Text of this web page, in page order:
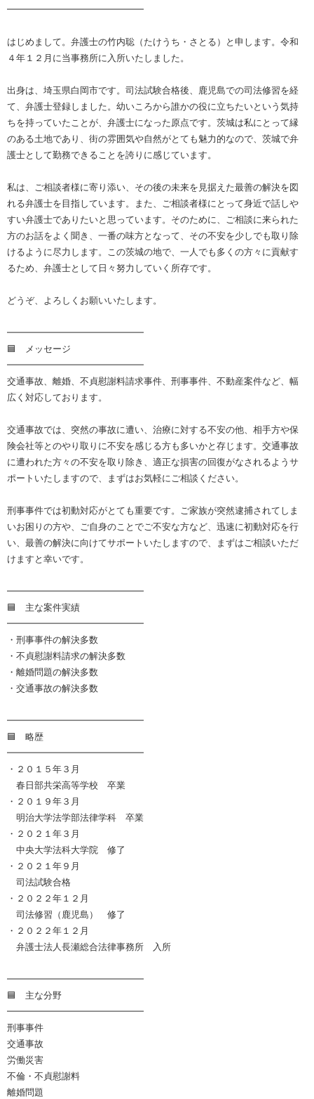
━━━━━━━━━━━━━━━
はじめまして。弁護士の竹内聡（たけうち・さとる）と申します。令和
４年１２月に当事務所に入所いたしました。
出身は、埼玉県白岡市です。司法試験合格後、鹿児島での司法修習を経
て、弁護士登録しました。幼いころから誰かの役に立ちたいという気持
ちを持っていたことが、弁護士になった原点です。茨城は私にとって縁
のある土地であり、街の雰囲気や自然がとても魅力的なので、茨城で弁
護士として勤務できることを誇りに感じています。
私は、ご相談者様に寄り添い、その後の未来を見据えた最善の解決を図
れる弁護士を目指しています。また、ご相談者様にとって身近で話しや
すい弁護士でありたいと思っています。そのために、ご相談に来られた
方のお話をよく聞き、一番の味方となって、その不安を少しでも取り除
けるように尽力します。この茨城の地で、一人でも多くの方々に貢献す
るため、弁護士として日々努力していく所存です。
どうぞ、よろしくお願いいたします。
━━━━━━━━━━━━━━━
🟦 メッセージ
━━━━━━━━━━━━━━━
交通事故、離婚、不貞慰謝料請求事件、刑事事件、不動産案件など、幅
広く対応しております。
交通事故では、突然の事故に遭い、治療に対する不安の他、相手方や保
険会社等とのやり取りに不安を感じる方も多いかと存じます。交通事故
に遭われた方々の不安を取り除き、適正な損害の回復がなされるようサ
ポートいたしますので、まずはお気軽にご相談ください。
刑事事件では初動対応がとても重要です。ご家族が突然逮捕されてしま
いお困りの方や、ご自身のことでご不安な方など、迅速に初動対応を行
い、最善の解決に向けてサポートいたしますので、まずはご相談いただ
けますと幸いです。
━━━━━━━━━━━━━━━
🟦 主な案件実績
━━━━━━━━━━━━━━━
・刑事事件の解決多数
・不貞慰謝料請求の解決多数
・離婚問題の解決多数
・交通事故の解決多数
━━━━━━━━━━━━━━━
🟦 略歴
━━━━━━━━━━━━━━━
・２０１５年３月
春日部共栄高等学校 卒業
・２０１９年３月
明治大学法学部法律学科 卒業
・２０２１年３月
中央大学法科大学院 修了
・２０２１年９月
司法試験合格
・２０２２年１２月
司法修習（鹿児島） 修了
・２０２２年１２月
弁護士法人長瀬総合法律事務所 入所
━━━━━━━━━━━━━━━
🟦 主な分野
━━━━━━━━━━━━━━━
刑事事件
交通事故
労働災害
不倫・不貞慰謝料
離婚問題